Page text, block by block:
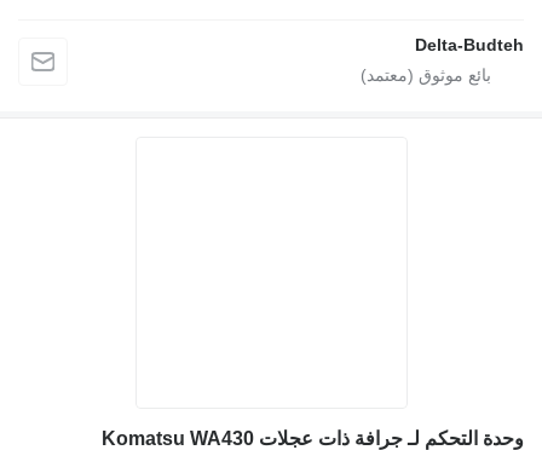
Delta-Budteh
وحدة التحكم لـ جرافة ذات عجلات Komatsu WA430